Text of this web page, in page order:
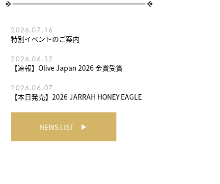
2026.07.16
特別イベントのご案内
2026.06.12
【速報】Olive Japan 2026 金賞受賞
2026.06.07
【本日発売】2026 JARRAH HONEY EAGLE
NEWS LIST